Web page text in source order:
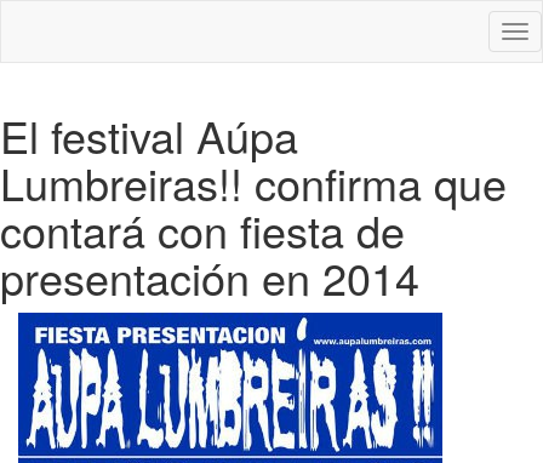
El festival Aúpa
Lumbreiras!! confirma que
contará con fiesta de
presentación en 2014